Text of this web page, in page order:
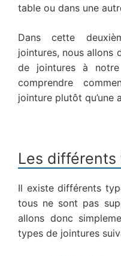
table ou dans une
Dans cette
jointures, nous allons
de jointures à
comprendre
jointure plutôt qu’une
Les
Il existe différents
tous ne sont pas
allons donc
types de jointures